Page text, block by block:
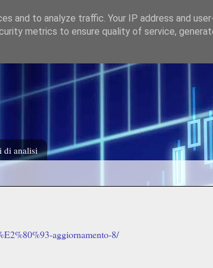
di analisi
aggiornamento-8/
and to analyze traffic. Your IP address and
metrics to ensure quality of service,